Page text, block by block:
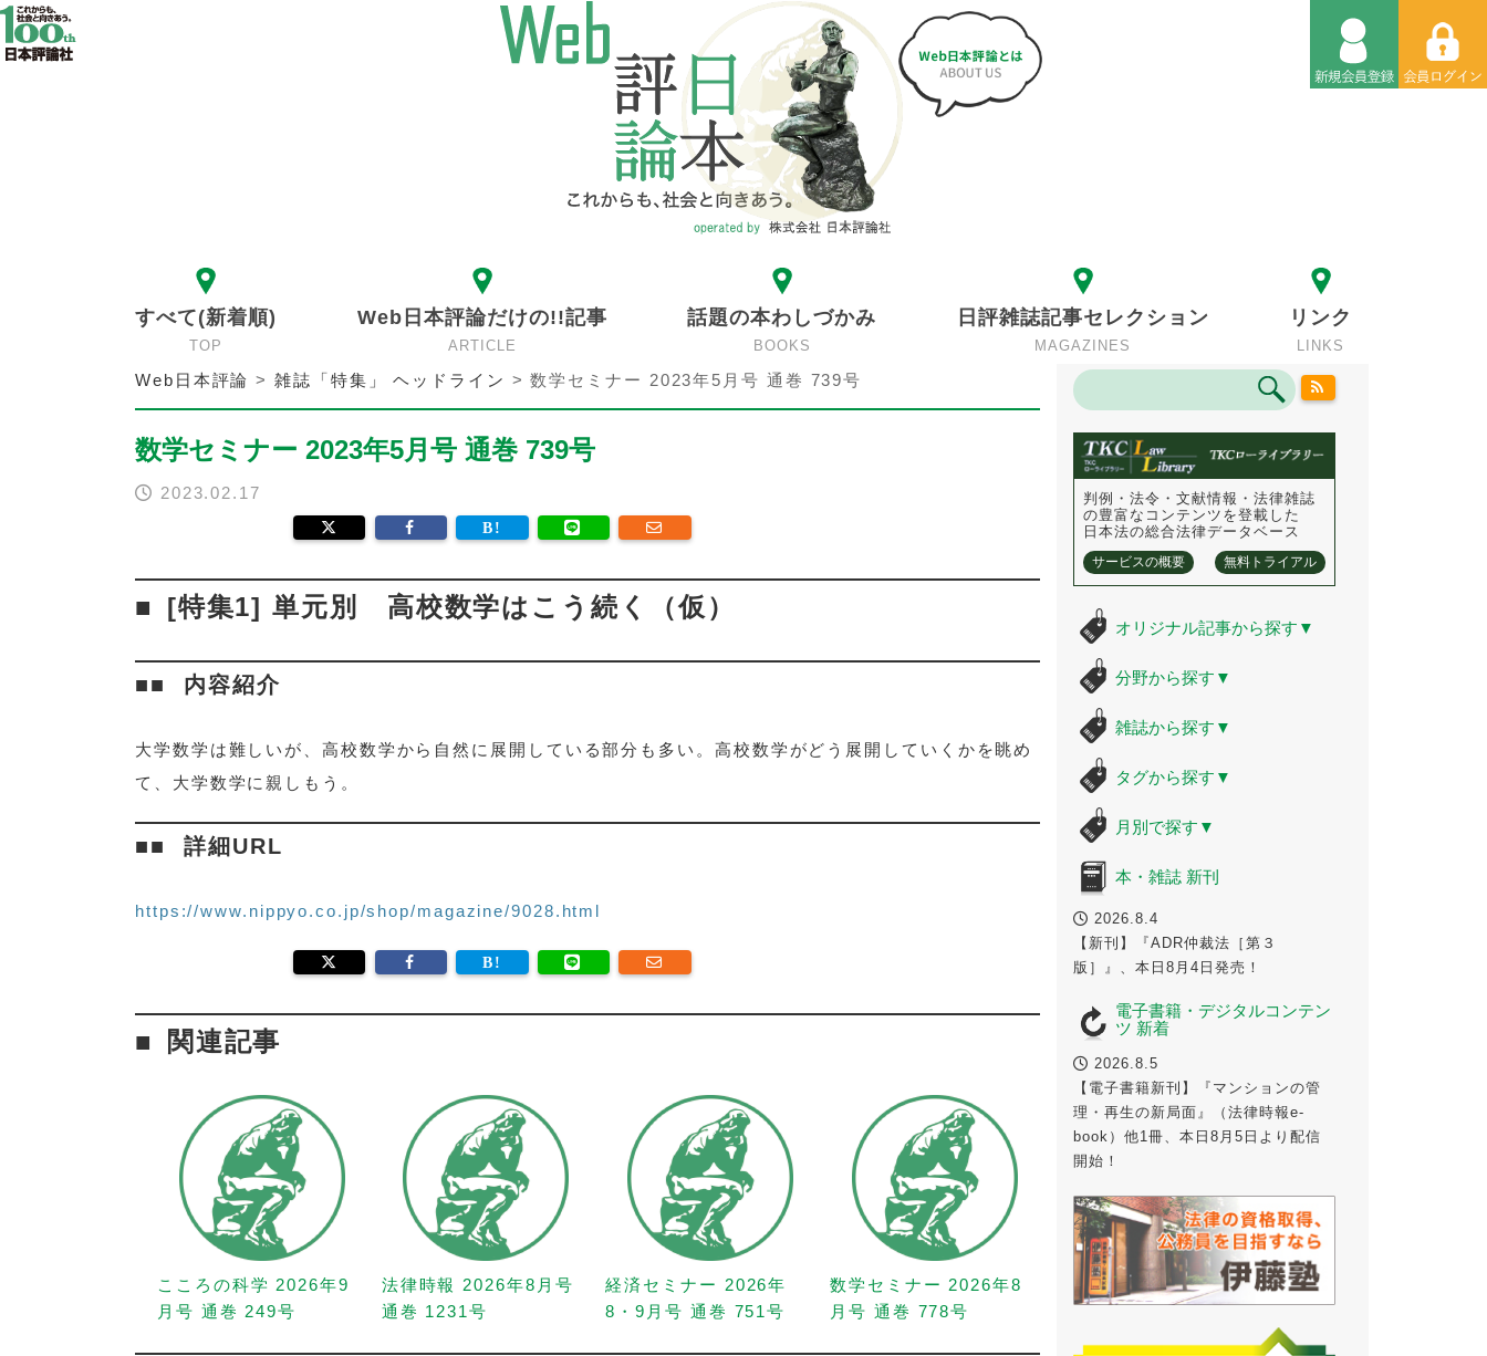
すべて(新着順)
TOP
Web日本評論だけの!!記事
ARTICLE
話題の本わしづかみ
BOOKS
日評雑誌記事セレクション
MAGAZINES
リンク
LINKS
Web日本評論 >雑誌「特集」 ヘッドライン >数学セミナー 2023年5月号 通巻 739号
数学セミナー 2023年5月号 通巻 739号
2023.02.17
[特集1] 単元別 高校数学はこう続く（仮）
内容紹介
大学数学は難しいが、高校数学から自然に展開している部分も多い。高校数学がどう展開していくかを眺め
て、大学数学に親しもう。
詳細URL
https://www.nippyo.co.jp/shop/magazine/9028.html
関連記事
こころの科学 2026年9
月号 通巻 249号
法律時報 2026年8月号
通巻 1231号
経済セミナー 2026年
8・9月号 通巻 751号
数学セミナー 2026年8
月号 通巻 778号
判例・法令・文献情報・法律雑誌
の豊富なコンテンツを登載した
日本法の総合法律データベース
サービスの概要 無料トライアル
オリジナル記事から探す ▼
分野から探す ▼
雑誌から探す ▼
タグから探す ▼
月別で探す ▼
本・雑誌 新刊
2026.8.4
【新刊】『ADR仲裁法［第３
版］』、本日8月4日発売！
電子書籍・デジタルコンテン
ツ 新着
2026.8.5
【電子書籍新刊】『マンションの管
理・再生の新局面』（法律時報e-
book）他1冊、本日8月5日より配信
開始！